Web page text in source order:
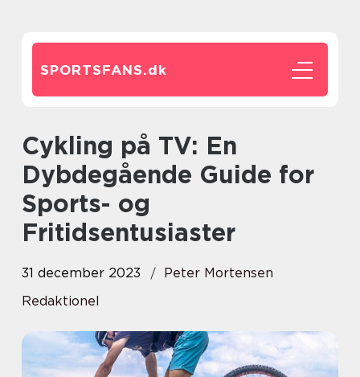
SPORTSFANS.dk
Cykling på TV: En
Dybdegående Guide for
Sports- og
Fritidsentusiaster
31 december 2023
Peter Mortensen
Redaktionel